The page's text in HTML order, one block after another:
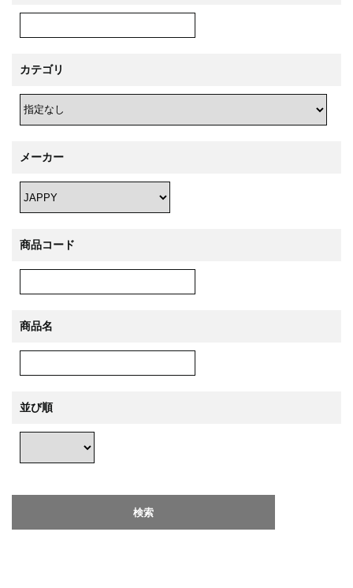
カテゴリ
メーカー
商品コード
商品名
並び順